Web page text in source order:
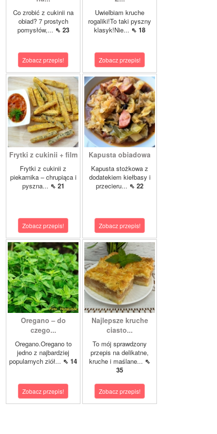
Co zrobić z cukinii na
obiad? 7 prostych
pomysłów,... ⇖ 23
Zobacz przepis!
Uwielbiam kruche
rogaliki!To taki pyszny
klasyk!Nie... ⇖ 18
Zobacz przepis!
Frytki z cukinii + film
Frytki z cukinii z
piekarnika – chrupiąca i
pyszna... ⇖ 21
Zobacz przepis!
Kapusta obiadowa
Kapusta stożkowa z
dodatekiem kiełbasy i
przecieru... ⇖ 22
Zobacz przepis!
Oregano – do
czego...
Oregano.Oregano to
jedno z najbardziej
popularnych ziół... ⇖ 14
Zobacz przepis!
Najlepsze kruche
ciasto...
To mój sprawdzony
przepis na delikatne,
kruche i maślane... ⇖
35
Zobacz przepis!